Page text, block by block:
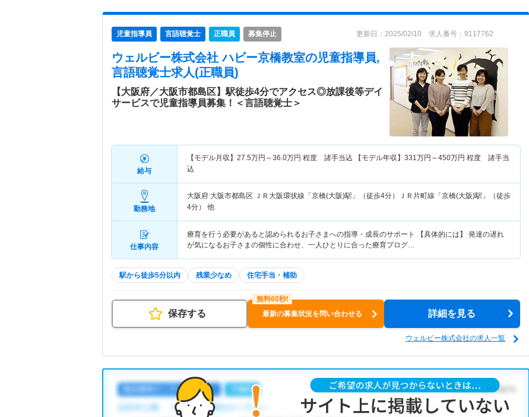
児童指導員 言語聴覚士 正職員 募集停止 更新日：2025/02/10 求人番号：9117762
ウェルビー株式会社 ハビー京橋教室の児童指導員,
言語聴覚士求人(正職員)
【大阪府／大阪市都島区】駅徒歩4分でアクセス◎放課後等デイ
サービスで児童指導員募集！＜言語聴覚士＞
給与
【モデル月収】 27.5万円～36.0万円 程度 諸手当込 【モデル年収】 331万円～450万円 程度 諸手当
込
勤務地
大阪府 大阪市都島区 ＪＲ大阪環状線「京橋(大阪)駅」（徒歩4分）ＪＲ片町線「京橋(大阪)駅」（徒歩
4分） 他
仕事内容
療育を行う必要があると認められるお子さまへの指導・成長のサポート 【具体的には】 発達の遅れ
が気になるお子さまの個性に合わせ、一人ひとりに合った療育プログ…
駅から徒歩5分以内 残業少なめ 住宅手当・補助
保存する 最新の募集状況を問い合わせる 詳細を見る
ウェルビー株式会社の求人一覧